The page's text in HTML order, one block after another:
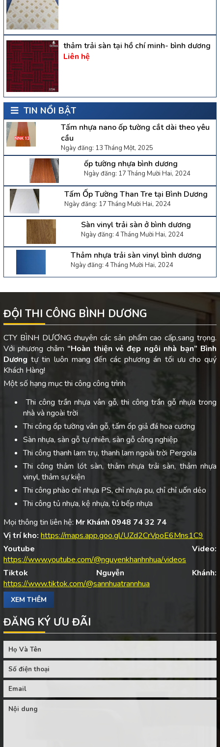
thảm trải sàn tại hồ chí minh- bình dương
Liên hệ
TIN NỔI BẬT
Tấm nhựa nano ốp tường cắt dài theo yêu
cầu
Ngày đăng: 13 Tháng Một, 2025
ốp tường nhựa bình dương
Ngày đăng: 17 Tháng Mười Hai, 2024
Tấm Ốp Tường Than Tre tại Bình Dương
Ngày đăng: 17 Tháng Mười Hai, 2024
Sàn vinyl trải sàn ở bình dương
Ngày đăng: 4 Tháng Mười Hai, 2024
Thảm nhựa trải sàn vinyl bình dương
Ngày đăng: 4 Tháng Mười Hai, 2024
ĐỘI THI CÔNG BÌNH DƯƠNG
CTY BÌNH DƯƠNG chuyên các sản phẩm cao cấp,sang trọng.
Với phương châm “Hoàn thiện vẻ đẹp ngôi nhà bạn” Bình
Dươngtự tin luôn mang đến các phương án tối ưu cho quý
Khách Hàng!
Một số hạng mục thi công công trình
Thi công trần nhựa vân gỗ, thi công trần gỗ nhựa trong
nhà và ngoài trời
Thi công ốp tường vân gỗ, tấm ốp giả đá hoa cương
Sàn nhựa, sàn gỗ tự nhiên, sàn gỗ công nghiệp
Thi công thanh lam trụ, thanh lam ngoài trời Pergola
Thi công thảm lót sàn, thảm nhựa trải sàn, thảm nhựa
vinyl, thảm sự kiện
Thi công phào chỉ nhựa PS, chỉ nhựa pu, chỉ chỉ uốn dẻo
Thi công tủ nhựa, kệ nhựa, tủ bếp nhựa
Mọi thông tin liên hệ: Mr Khánh 0948 74 32 74
Vị trí kho: https://maps.app.goo.gl/UZd2CrVpoE6Mns1C9
Youtube Video:
https://www.youtube.com/@nguyenkhanhnhua/videos
Tiktok Nguyễn Khánh:
https://www.tiktok.com/@sannhuatrannhua
XEM THÊM
ĐĂNG KÝ ƯU ĐÃI